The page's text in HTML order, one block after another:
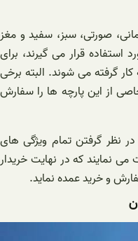
صورتی، سبز، سفید و مغز
استفاده قرار می گیرند، برای
گرفته می شوند. البته برخی
از این پارچه ها را سفارش
در نظر گرفتن تمام ویژگی های
نمایند که در نهایت خریدار
و خرید عمده نماید.